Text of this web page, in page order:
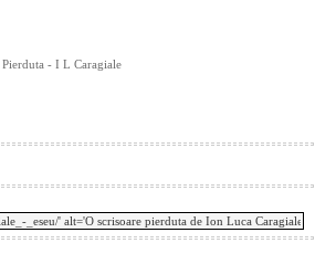
- I L Caragiale